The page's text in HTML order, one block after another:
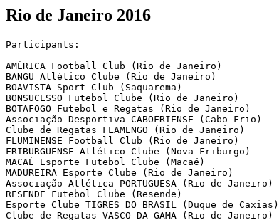
Rio de Janeiro 2016
Participants:
AMÉRICA Football Club (Rio de Janeiro)
BANGU Atlético Clube (Rio de Janeiro)
BOAVISTA Sport Club (Saquarema)
BONSUCESSO Futebol Clube (Rio de Janeiro)
BOTAFOGO Futebol e Regatas (Rio de Janeiro)
Associação Desportiva CABOFRIENSE (Cabo Frio)
Clube de Regatas FLAMENGO (Rio de Janeiro)
FLUMINENSE Football Club (Rio de Janeiro)
FRIBURGUENSE Atlético Clube (Nova Friburgo)
MACAÉ Esporte Futebol Clube (Macaé)
MADUREIRA Esporte Clube (Rio de Janeiro)
Associação Atlética PORTUGUESA (Rio de Janeiro)
RESENDE Futebol Clube (Resende)
Esporte Clube TIGRES DO BRASIL (Duque de Caxias)
Clube de Regatas VASCO DA GAMA (Rio de Janeiro)